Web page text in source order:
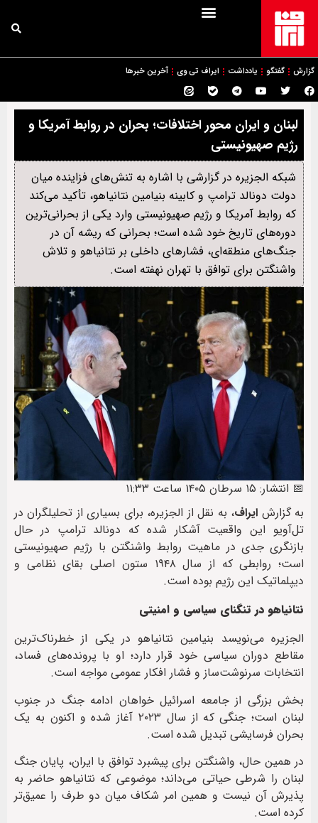
گزارش گفتگو یادداشت ایراف تی وی آخرین خبرها
لبنان و ایران محور اختلافات؛ بحران در روابط آمریکا و
رژیم صهیونیستی
شبکه الجزیره در گزارشی با اشاره به تنش‌های فزاینده میان
دولت دونالد ترامپ و کابینه بنیامین نتانیاهو، تأکید می‌کند
که روابط آمریکا و رژیم صهیونیستی وارد یکی از بحرانی‌ترین
دوره‌های تاریخ خود شده است؛ بحرانی که ریشه آن در
جنگ‌های منطقه‌ای، فشارهای داخلی بر نتانیاهو و تلاش
واشنگتن برای توافق با تهران نهفته است.
📅 انتشار: ۱۵ سرطان ۱۴۰۵ ساعت ۱۱:۳۳
به گزارش ایراف، به نقل از الجزیره، برای بسیاری از تحلیلگران در
تل‌آویو این واقعیت آشکار شده که دونالد ترامپ در حال
بازنگری جدی در ماهیت روابط واشنگتن با رژیم صهیونیستی
است؛ روابطی که از سال ۱۹۴۸ ستون اصلی بقای نظامی و
دیپلماتیک این رژیم بوده است.
نتانیاهو در تنگنای سیاسی و امنیتی
الجزیره می‌نویسد بنیامین نتانیاهو در یکی از خطرناک‌ترین
مقاطع دوران سیاسی خود قرار دارد؛ او با پرونده‌های فساد،
انتخابات سرنوشت‌ساز و فشار افکار عمومی مواجه است.
بخش بزرگی از جامعه اسرائیل خواهان ادامه جنگ در جنوب
لبنان است؛ جنگی که از سال ۲۰۲۳ آغاز شده و اکنون به یک
بحران فرسایشی تبدیل شده است.
در همین حال، واشنگتن برای پیشبرد توافق با ایران، پایان جنگ
لبنان را شرطی حیاتی می‌داند؛ موضوعی که نتانیاهو حاضر به
پذیرش آن نیست و همین امر شکاف میان دو طرف را عمیق‌تر
کرده است.